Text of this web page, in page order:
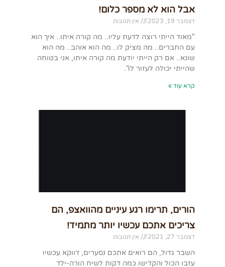
אבל הוא לא מספר כלום!
דצמבר 19, 2023 אין תגובות
"מאוד הייתי רוצה לדעת עליו.. מה קורה איתו.. איך הוא
עם החברים.. מה מציק לו.. מה הוא אוהב.. מה הוא
שונא.. אם רק הייתי יודעת מה קורה איתו, אני בטוחה
שהייתי יכולה לעזור לו".
קרא עוד »
הורים, תרימו רגע עיניים מהוואצפ, הם
צריכים אתכם עכשיו יותר מתמיד!
דצמבר 27, 2021 אין תגובות
השבר גדול, הם רואים אתכם נסערים, דווקא עכשיו
עזבו הכול והקדישו כמה דקות לשיח הורה-ילד